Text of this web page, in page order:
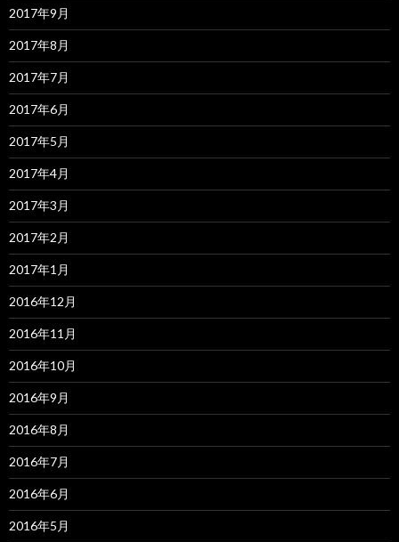
2017年9月
2017年8月
2017年7月
2017年6月
2017年5月
2017年4月
2017年3月
2017年2月
2017年1月
2016年12月
2016年11月
2016年10月
2016年9月
2016年8月
2016年7月
2016年6月
2016年5月